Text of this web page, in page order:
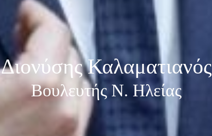
Διονύσης Καλαματιανός
Βουλευτής Ν. Ηλείας